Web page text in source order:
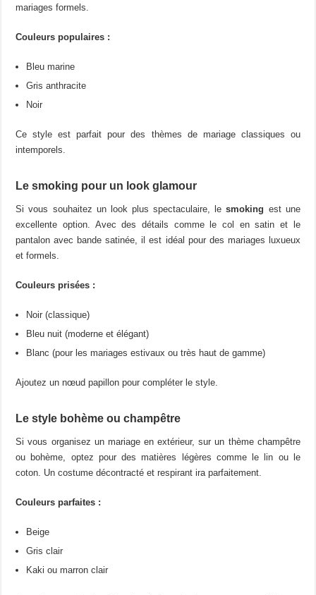
mariages formels.
Couleurs populaires :
Bleu marine
Gris anthracite
Noir
Ce style est parfait pour des thèmes de mariage classiques ou
intemporels.
Le smoking pour un look glamour
Si vous souhaitez un look plus spectaculaire, lesmoking est une
excellente option. Avec des détails comme le col en satin et le
pantalon avec bande satinée, il est idéal pour des mariages luxueux
et formels.
Couleurs prisées :
Noir (classique)
Bleu nuit (moderne et élégant)
Blanc (pour les mariages estivaux ou très haut de gamme)
Ajoutez un nœud papillon pour compléter le style.
Le style bohème ou champêtre
Si vous organisez un mariage en extérieur, sur un thème champêtre
ou bohème, optez pour des matières légères comme le lin ou le
coton. Un costume décontracté et respirant ira parfaitement.
Couleurs parfaites :
Beige
Gris clair
Kaki ou marron clair